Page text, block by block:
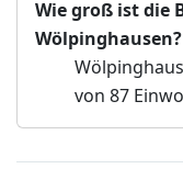
Wie groß ist die
Wölpinghausen?
von 87